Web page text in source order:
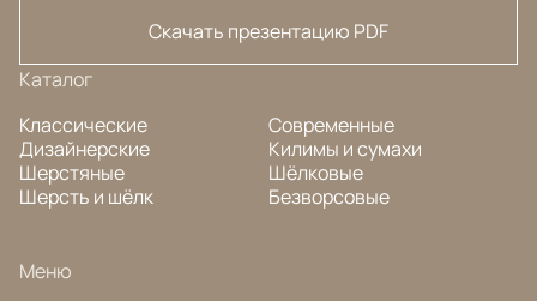
Скачать презентацию PDF
Каталог
Классические
Дизайнерские
Шерстяные
Шерсть и шёлк
Современные
Килимы и сумахи
Шёлковые
Безворсовые
Меню